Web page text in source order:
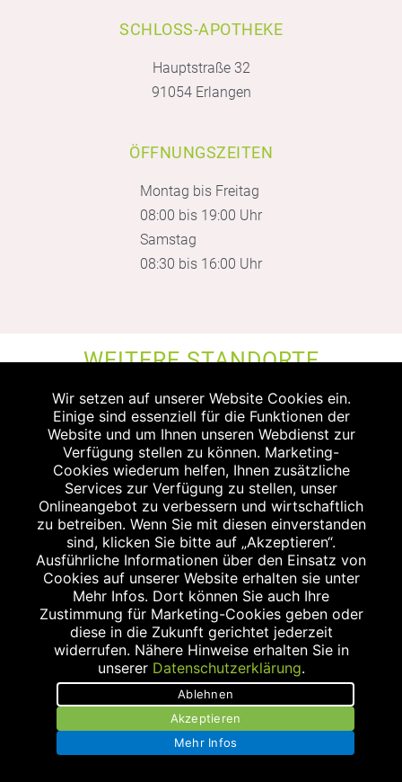
SCHLOSS-APOTHEKE
Hauptstraße 32
91054 Erlangen
ÖFFNUNGSZEITEN
Montag bis Freitag
08:00 bis 19:00 Uhr
Samstag
08:30 bis 16:00 Uhr
WEITERE STANDORTE
MEILWALD-APOTHEKE
Konrad-Zuse-Straße 14
91052 Erlangen
Tel.: 09131/125 66 0
Fax: 09131/125 62 4
apo@meilwald-apotheke.de
Wir setzen auf unserer Website Cookies ein.
Einige sind essenziell für die Funktionen der
Website und um Ihnen unseren Webdienst zur
Verfügung stellen zu können. Marketing-
Cookies wiederum helfen, Ihnen zusätzliche
Services zur Verfügung zu stellen, unser
Onlineangebot zu verbessern und wirtschaftlich
zu betreiben. Wenn Sie mit diesen einverstanden
sind, klicken Sie bitte auf „Akzeptieren“.
Ausführliche Informationen über den Einsatz von
Cookies auf unserer Website erhalten sie unter
Mehr Infos. Dort können Sie auch Ihre
Zustimmung für Marketing-Cookies geben oder
diese in die Zukunft gerichtet jederzeit
widerrufen. Nähere Hinweise erhalten Sie in
unserer Datenschutzerklärung.
Ablehnen
Akzeptieren
Mehr Infos